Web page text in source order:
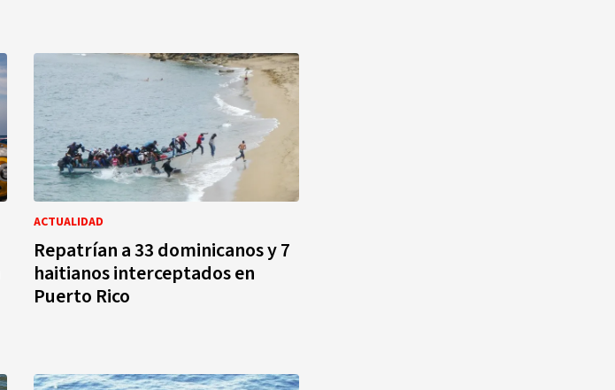
ACTUALIDAD
Repatrían a 33 dominicanos y 7
haitianos interceptados en
Puerto Rico